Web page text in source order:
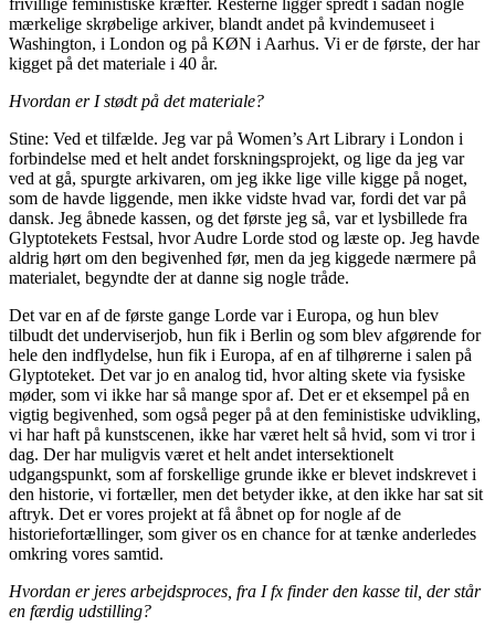
frivillige feministiske kræfter. Resterne ligger spredt i sådan nogle
mærkelige skrøbelige arkiver, blandt andet på kvindemuseet i
Washington, i London og på KØN i Aarhus. Vi er de første, der har
kigget på det materiale i 40 år.
Hvordan er I stødt på det materiale?
Stine: Ved et tilfælde. Jeg var på Women’s Art Library i London i
forbindelse med et helt andet forskningsprojekt, og lige da jeg var
ved at gå, spurgte arkivaren, om jeg ikke lige ville kigge på noget,
som de havde liggende, men ikke vidste hvad var, fordi det var på
dansk. Jeg åbnede kassen, og det første jeg så, var et lysbillede fra
Glyptotekets Festsal, hvor Audre Lorde stod og læste op. Jeg havde
aldrig hørt om den begivenhed før, men da jeg kiggede nærmere på
materialet, begyndte der at danne sig nogle tråde.
Det var en af de første gange Lorde var i Europa, og hun blev
tilbudt det underviserjob, hun fik i Berlin og som blev afgørende for
hele den indflydelse, hun fik i Europa, af en af tilhørerne i salen på
Glyptoteket. Det var jo en analog tid, hvor alting skete via fysiske
møder, som vi ikke har så mange spor af. Det er et eksempel på en
vigtig begivenhed, som også peger på at den feministiske udvikling,
vi har haft på kunstscenen, ikke har været helt så hvid, som vi tror i
dag. Der har muligvis været et helt andet intersektionelt
udgangspunkt, som af forskellige grunde ikke er blevet indskrevet i
den historie, vi fortæller, men det betyder ikke, at den ikke har sat sit
aftryk. Det er vores projekt at få åbnet op for nogle af de
historiefortællinger, som giver os en chance for at tænke anderledes
omkring vores samtid.
Hvordan er jeres arbejdsproces, fra I fx finder den kasse til, der står
en færdig udstilling?